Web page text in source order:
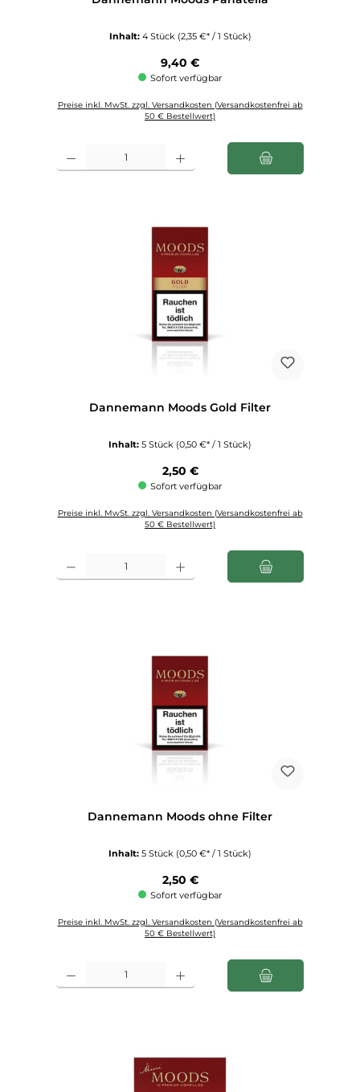
Inhalt: 4 Stück (2,35 €* / 1 Stück)
Regulärer Preis:
9,40 €
Sofort verfügbar
Preise inkl. MwSt. zzgl. Versandkosten (Versandkostenfrei ab
50 € Bestellwert)
Dannemann Moods Gold Filter
Inhalt: 5 Stück (0,50 €* / 1 Stück)
Regulärer Preis:
2,50 €
Sofort verfügbar
Preise inkl. MwSt. zzgl. Versandkosten (Versandkostenfrei ab
50 € Bestellwert)
Produkt Anzahl: Gib den gewünschten Wert ein oder benutze die
Dannemann Moods ohne Filter
Inhalt: 5 Stück (0,50 €* / 1 Stück)
Regulärer Preis:
2,50 €
Sofort verfügbar
Preise inkl. MwSt. zzgl. Versandkosten (Versandkostenfrei ab
50 € Bestellwert)
Produkt Anzahl: Gib den gewünschten Wert ein oder benutze die